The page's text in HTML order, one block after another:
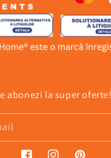
abonezi la super oferte!